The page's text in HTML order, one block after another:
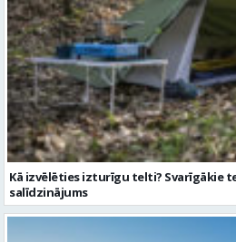
Kā izvēlēties izturīgu telti? Svarīgākie
salīdzinājums